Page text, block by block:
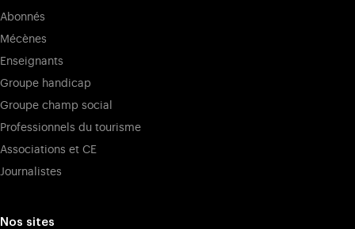
Abonnés
Mécènes
Enseignants
Groupe handicap
Groupe champ social
Professionnels du tourisme
Associations et CE
Journalistes
Nos sites